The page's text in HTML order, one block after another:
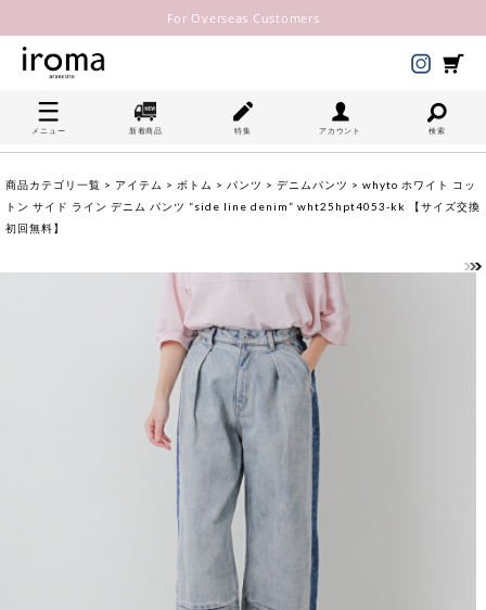
For Overseas Customers
メニュー 新着商品 特集 アカウント 検索
商品カテゴリ一覧 > アイテム > ボトム > パンツ > デニムパンツ > whyto ホワイト コッ
トン サイド ライン デニム パンツ “side line denim” wht25hpt4053-kk 【サイズ交換
初回無料】